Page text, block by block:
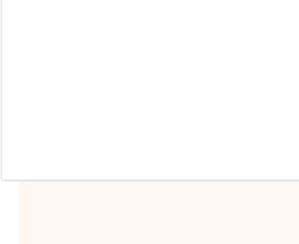
Hilfsbereitschaft!